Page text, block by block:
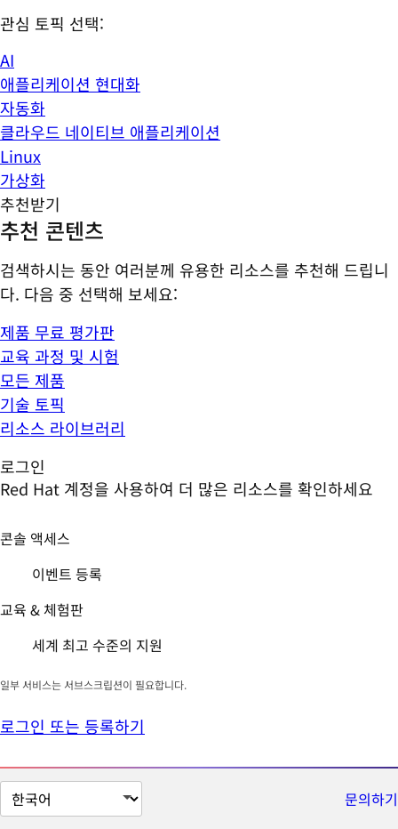
관심 토픽 선택:
AI
애플리케이션 현대화
자동화
클라우드 네이티브 애플리케이션
Linux
가상화
추천받기
추천 콘텐츠
검색하시는 동안 여러분께 유용한 리소스를 추천해 드립니
다. 다음 중 선택해 보세요:
제품 무료 평가판
교육 과정 및 시험
모든 제품
기술 토픽
리소스 라이브러리
로그인
Red Hat 계정을 사용하여 더 많은 리소스를 확인하세요
콘솔 액세스
이벤트 등록
교육 & 체험판
세계 최고 수준의 지원
일부 서비스는 서브스크립션이 필요합니다.
로그인 또는 등록하기
페
이
문의하기